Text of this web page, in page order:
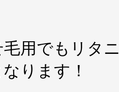
用でもリタニ
ります！